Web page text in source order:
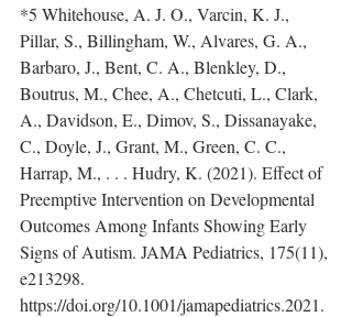
*5 Whitehouse, A. J. O., Varcin, K. J.,
Pillar, S., Billingham, W., Alvares, G. A.,
Barbaro, J., Bent, C. A., Blenkley, D.,
Boutrus, M., Chee, A., Chetcuti, L., Clark,
A., Davidson, E., Dimov, S., Dissanayake,
C., Doyle, J., Grant, M., Green, C. C.,
Harrap, M., . . . Hudry, K. (2021). Effect of
Preemptive Intervention on Developmental
Outcomes Among Infants Showing Early
Signs of Autism. JAMA Pediatrics, 175(11),
e213298.
https://doi.org/10.1001/jamapediatrics.2021.